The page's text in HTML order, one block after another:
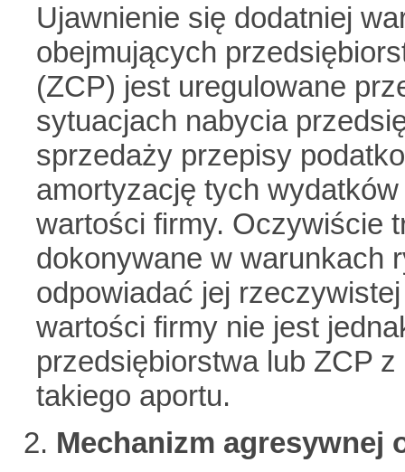
Ujawnienie się dodatniej
obejmujących
(ZCP) jest uregulowane
sytuacjach nabycia
sprzedaży przepisy
amortyzację tych
wartości firmy. Oczywiście
dokonywane w warunkach
odpowiadać jej
wartości firmy nie jest
przedsiębiorstwa lub ZCP
takiego aportu.
Mechanizm agresywnej